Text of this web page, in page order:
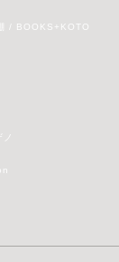
/ BOOKS+KOTO